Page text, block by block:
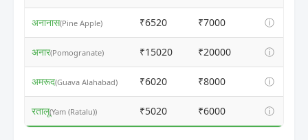
अनानास(Pine Apple) ₹6520 ₹7000 ⓘ
अनार(Pomogranate) ₹15020 ₹20000 ⓘ
अमरूद(Guava Alahabad) ₹6020 ₹8000 ⓘ
रतालू(Yam (Ratalu)) ₹5020 ₹6000 ⓘ